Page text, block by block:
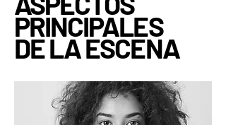
PRINCIPALES
DE LA ESCENA